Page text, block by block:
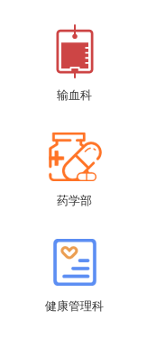
输血科
药学部
健康管理科